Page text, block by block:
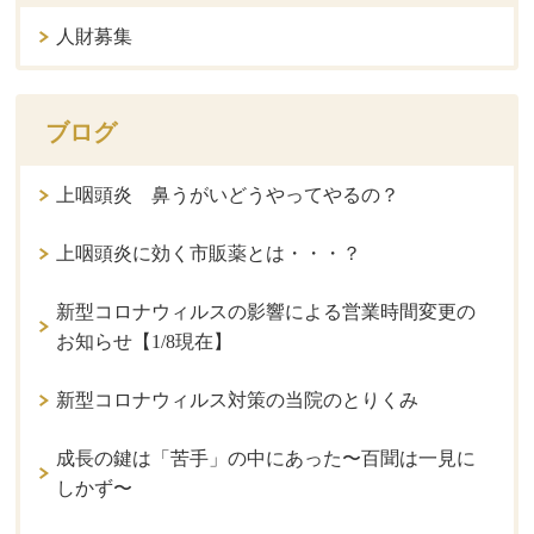
人財募集
ブログ
上咽頭炎 鼻うがいどうやってやるの？
上咽頭炎に効く市販薬とは・・・？
新型コロナウィルスの影響による営業時間変更の
お知らせ【1/8現在】
新型コロナウィルス対策の当院のとりくみ
成長の鍵は「苦手」の中にあった〜百聞は一見に
しかず〜